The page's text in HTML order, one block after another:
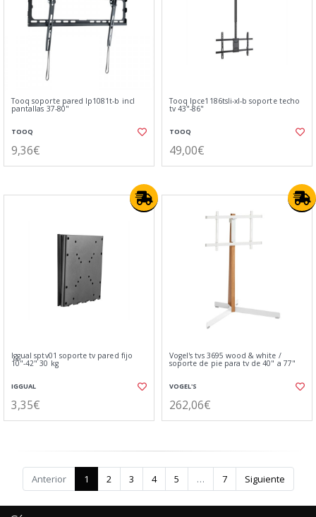
Tooq soporte pared lp1081t-b incl
pantallas 37-80"
TOOQ
9,36€
Tooq lpce1186tsli-xl-b soporte techo
tv 43"-86"
TOOQ
49,00€
Iggual sptv01 soporte tv pared fijo
10"-42" 30 kg
IGGUAL
3,35€
Vogel's tvs 3695 wood & white /
soporte de pie para tv de 40" a 77"
VOGEL'S
262,06€
Anterior 1 2 3 4 5 … 7 Siguiente